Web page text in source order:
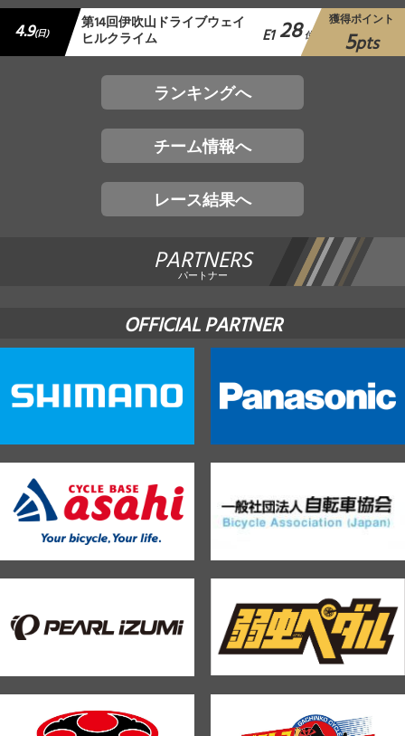
4.9(日) 第14回伊吹山ドライブウェイ
ヒルクライム E1 28 位
獲得ポイント
5pts
ランキングへ
チーム情報へ
レース結果へ
PARTNERS
パートナー
OFFICIAL PARTNER